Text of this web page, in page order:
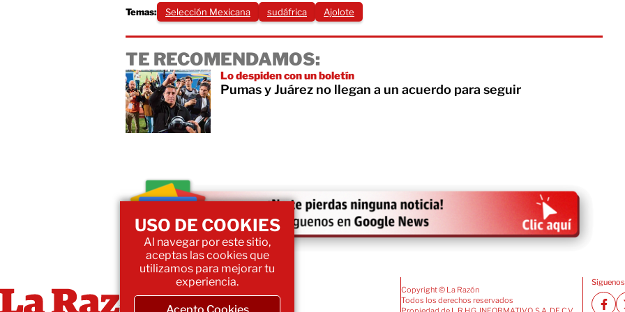
Temas: Selección Mexicana sudáfrica Ajolote
TE RECOMENDAMOS:
Lo despiden con un boletín
Pumas y Juárez no llegan a un acuerdo para seguir
Copyright © La Razón
Todos los derechos reservados
USO DE COOKIES
Al navegar por este sitio,
aceptas las cookies que
utilizamos para mejorar tu
experiencia.
Acepto Cookies